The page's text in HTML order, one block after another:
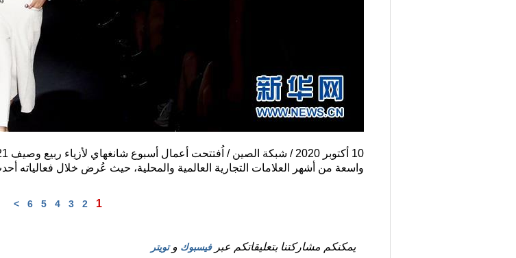
واسعة من أشهر العلامات التجارية العالمية والمحلية، حيث عُرض خلال فعالياته
1
2
3
4
5
6
>
يمكنكم مشاركتنا بتعليقاتكم عبرفيسبوك وتويتر